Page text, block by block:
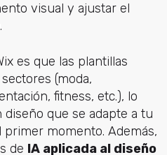
visual y ajustar el
es que las plantillas
(moda,
fitness, etc.), lo
que se adapte a tu
momento. Además,
de IA aplicada al diseño